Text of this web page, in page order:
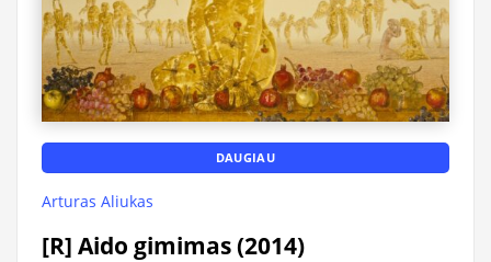
DAUGIAU
Arturas Aliukas
[R] Aido gimimas (2014)